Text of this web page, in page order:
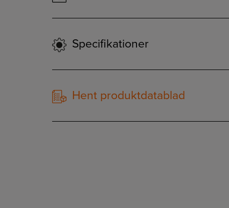
Specifikationer
Hent produktdatablad